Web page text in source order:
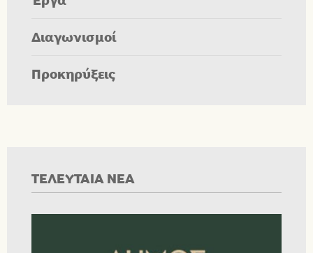
Διαγωνισμοί
Προκηρύξεις
ΤΕΛΕΥΤΑΙΑ ΝΕΑ